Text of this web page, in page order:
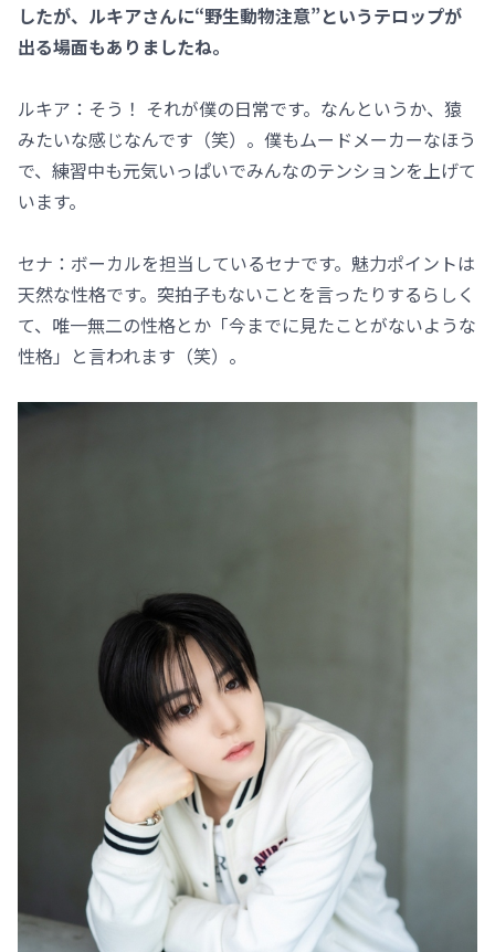
したが、ルキアさんに“野生動物注意”というテロップが
出る場面もありましたね。
ルキア：そう！ それが僕の日常です。なんというか、猿
みたいな感じなんです（笑）。僕もムードメーカーなほう
で、練習中も元気いっぱいでみんなのテンションを上げて
います。
セナ：ボーカルを担当しているセナです。魅力ポイントは
天然な性格です。突拍子もないことを言ったりするらしく
て、唯一無二の性格とか「今までに見たことがないような
性格」と言われます（笑）。